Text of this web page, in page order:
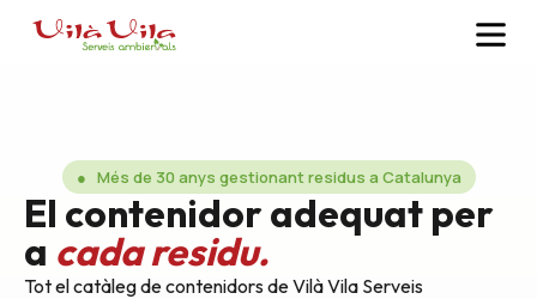
● Més de 30 anys gestionant residus a Catalunya
El contenidor adequat per
a cada residu.
Tot el catàleg de contenidors de Vilà Vila Serveis